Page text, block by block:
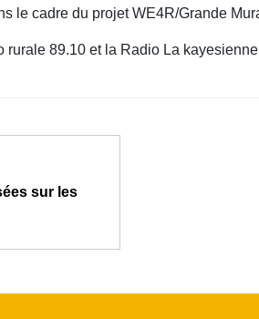
le cadre du projet WE4R/Grande
89.10 et la Radio La
sur les